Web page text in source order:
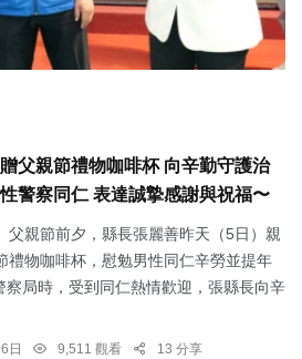
父親節禮物咖啡杯 向辛勤守護治
警察同仁 表達誠摯感謝與祝福〜
父親節前夕，縣長張麗善昨天（5日）親
禮物咖啡杯，慰勉男性同仁辛勞並提年
局時，受到同仁熱情歡迎，張縣長向辛
日 9,511 觀看 13 分享